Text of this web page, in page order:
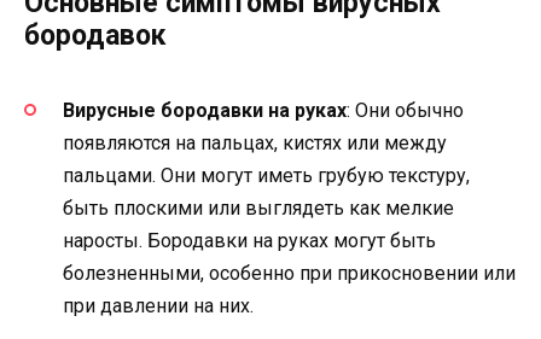
бородавок
Вирусные бородавки на руках: Они обычно
появляются на пальцах, кистях или между
пальцами. Они могут иметь грубую текстуру,
быть плоскими или выглядеть как мелкие
наросты. Бородавки на руках могут быть
болезненными, особенно при прикосновении или
при давлении на них.